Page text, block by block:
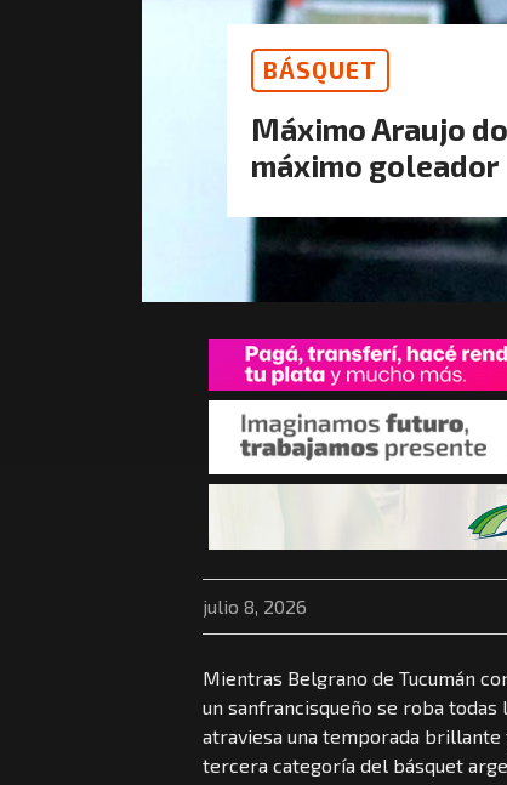
BÁSQUET
Máximo Araujo
máximo goleador
julio 8, 2026
Mientras Belgrano de Tucumán
un sanfrancisqueño se roba
atraviesa una temporada
tercera categoría del básquet